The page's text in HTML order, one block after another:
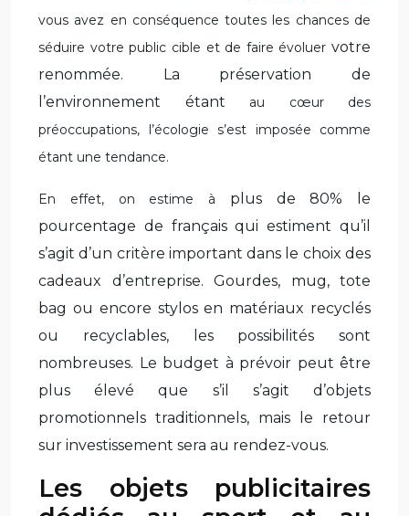
vous avez en conséquence toutes les chances de
séduire votre public cible et de faire évoluer votre
renommée. La préservation de
l’environnement étant
au cœur des
préoccupations, l’écologie s’est imposée comme
étant une tendance.
En effet, on estime à
plus de 80% le
pourcentage de français qui estiment qu’il
s’agit d’un critère important dans le choix des
cadeaux d’entreprise. Gourdes, mug, tote
bag ou encore stylos en matériaux recyclés
ou recyclables, les possibilités sont
nombreuses. Le budget à prévoir peut être
plus élevé que s’il s’agit d’objets
promotionnels traditionnels, mais le retour
sur investissement sera au rendez-vous.
Les objets publicitaires